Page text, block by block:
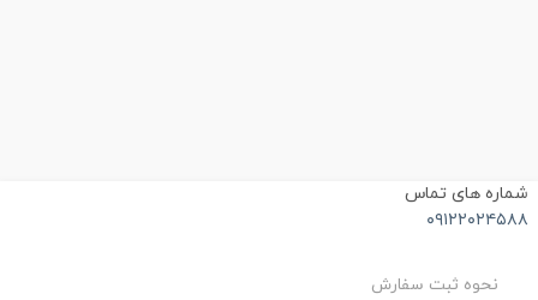
های تماس
نحوه ثبت سفارش